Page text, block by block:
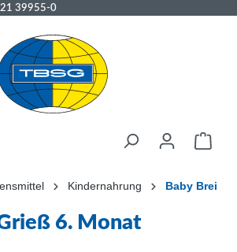
39955-0
Kindernahrung Baby Brei
6. Monat